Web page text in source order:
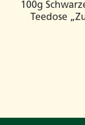
100g
Teedose